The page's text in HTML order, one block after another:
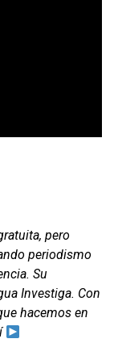
pero
periodismo
Su
Investiga. Con
hacemos en